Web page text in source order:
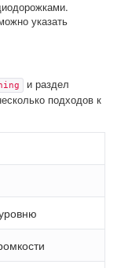
указать
и раздел
подходов к